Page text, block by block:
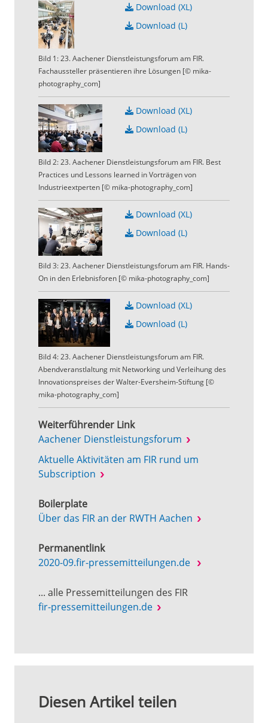
Download (XL)
Download (L)
Bild 1: 23. Aachener Dienstleistungsforum am FIR.
Fachaussteller präsentieren ihre Lösungen [© mika-
photography_com]
Download (XL)
Download (L)
Bild 2: 23. Aachener Dienstleistungsforum am FIR. Best
Practices und Lessons learned in Vorträgen von
Industrieextperten [© mika-photography_com]
Download (XL)
Download (L)
Bild 3: 23. Aachener Dienstleistungsforum am FIR. Hands-
On in den Erlebnisforen [© mika-photography_com]
Download (XL)
Download (L)
Bild 4: 23. Aachener Dienstleistungsforum am FIR.
Abendveranstlaltung mit Networking und Verleihung des
Innovationspreises der Walter-Eversheim-Stiftung [©
mika-photography_com]
Weiterführender Link
Aachener Dienstleistungsforum
Aktuelle Aktivitäten am FIR rund um
Subscription
Boilerplate
Über das FIR an der RWTH Aachen
Permanentlink
2020-09.fir-pressemitteilungen.de
... alle Pressemitteilungen des FIR
fir-pressemitteilungen.de
Diesen Artikel teilen